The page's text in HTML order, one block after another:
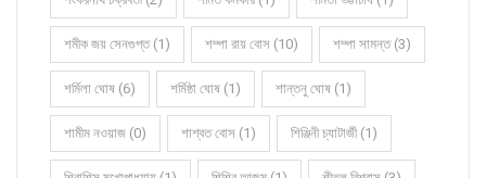
শমীক জয় সেনগুপ্ত (1) শম্পা রায় বোস (10) শম্পা সামন্ত (3)
শর্মিলা ঘোষ (6) শর্মিষ্ঠা ঘোষ (1) শান্তনু ঘোষ (1)
শামীম নওয়াজ (0) শাশ্বত বোস (1) শিঞ্জিনী চ্যাটার্জী (1)